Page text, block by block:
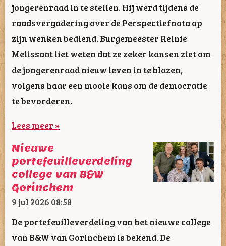
jongerenraad in te stellen. Hij werd tijdens de
raadsvergadering over de Perspectiefnota op
zijn wenken bediend. Burgemeester Reinie
Melissant liet weten dat ze zeker kansen ziet om
de jongerenraad nieuw leven in te blazen,
volgens haar een mooie kans om de democratie
te bevorderen.
Lees meer »
Nieuwe
portefeuilleverdeling
college van B&W
Gorinchem
9 jul 2026 08:58
De portefeuilleverdeling van het nieuwe college
van B&W van Gorinchem is bekend. De